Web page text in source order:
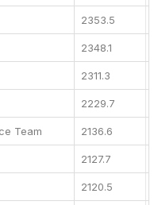
2353.5
2348.1
2311.3
2229.7
Team 2136.6
2127.7
2120.5